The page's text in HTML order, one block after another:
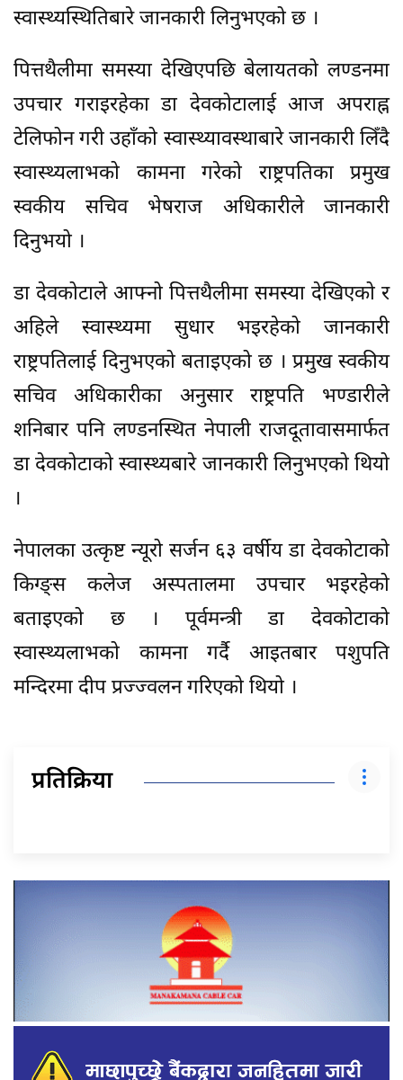
स्वास्थ्यस्थितिबारे जानकारी लिनुभएको छ ।
पित्तथैलीमा समस्या देखिएपछि बेलायतको लण्डनमा
उपचार गराइरहेका डा देवकोटालाई आज अपराह्न
टेलिफोन गरी उहाँको स्वास्थ्यावस्थाबारे जानकारी लिँदै
स्वास्थ्यलाभको कामना गरेको राष्ट्रपतिका प्रमुख
स्वकीय सचिव भेषराज अधिकारीले जानकारी
दिनुभयो ।
डा देवकोटाले आफ्नो पित्तथैलीमा समस्या देखिएको र
अहिले स्वास्थ्यमा सुधार भइरहेको जानकारी
राष्ट्रपतिलाई दिनुभएको बताइएको छ । प्रमुख स्वकीय
सचिव अधिकारीका अनुसार राष्ट्रपति भण्डारीले
शनिबार पनि लण्डनस्थित नेपाली राजदूतावासमार्फत
डा देवकोटाको स्वास्थ्यबारे जानकारी लिनुभएको थियो
।
नेपालका उत्कृष्ट न्यूरो सर्जन ६३ वर्षीय डा देवकोटाको
किग्ङ्स कलेज अस्पतालमा उपचार भइरहेको
बताइएको छ । पूर्वमन्त्री डा देवकोटाको
स्वास्थ्यलाभको कामना गर्दै आइतबार पशुपति
मन्दिरमा दीप प्रज्ज्वलन गरिएको थियो ।
प्रतिक्रिया